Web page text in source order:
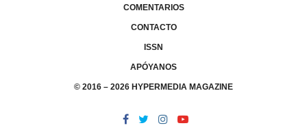
COMENTARIOS
CONTACTO
ISSN
APÓYANOS
© 2016 – 2026 HYPERMEDIA MAGAZINE